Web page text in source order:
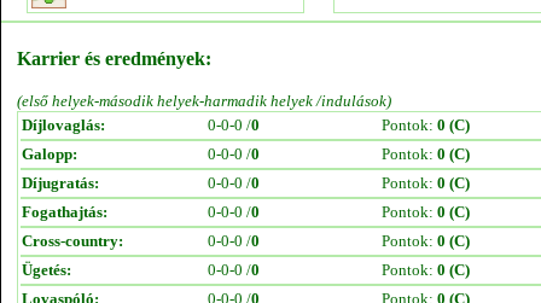
Karrier és eredmények:
(első helyek-második helyek-harmadik helyek /indulások)
Díjlovaglás:
0-0-0 /0 Pontok: 0 (C)
Galopp:
0-0-0 /0 Pontok: 0 (C)
Díjugratás:
0-0-0 /0 Pontok: 0 (C)
Fogathajtás:
0-0-0 /0 Pontok: 0 (C)
Cross-country:
0-0-0 /0 Pontok: 0 (C)
Ügetés:
0-0-0 /0 Pontok: 0 (C)
Lovaspóló:
0-0-0 /0 Pontok: 0 (C)